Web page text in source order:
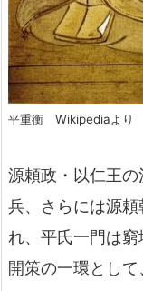
平重衡 Wikipediaより
源頼政・以仁王
兵、さらには源
れ、平氏一門は
開策の一環として